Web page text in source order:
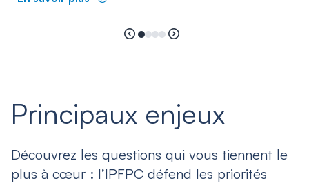
Principaux enjeux
Découvrez les questions qui vous tiennent le
plus à cœur : l’IPFPC défend les priorités